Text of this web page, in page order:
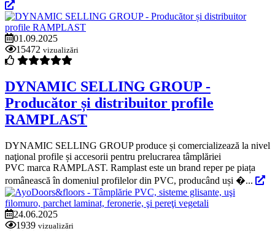
01.09.2025
15472 vizualizări
DYNAMIC SELLING GROUP -
Producător și distribuitor profile
RAMPLAST
DYNAMIC SELLING GROUP produce și comercializează la nivel
naţional profile și accesorii pentru prelucrarea tâmplăriei
PVC marca RAMPLAST. Ramplast este un brand reper pe piața
românească în domeniul profilelor din PVC, producând uși �...
24.06.2025
1939 vizualizări